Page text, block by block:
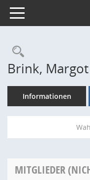
Toggle navigation
Brink, Margot
Informationen
MITGLIEDER